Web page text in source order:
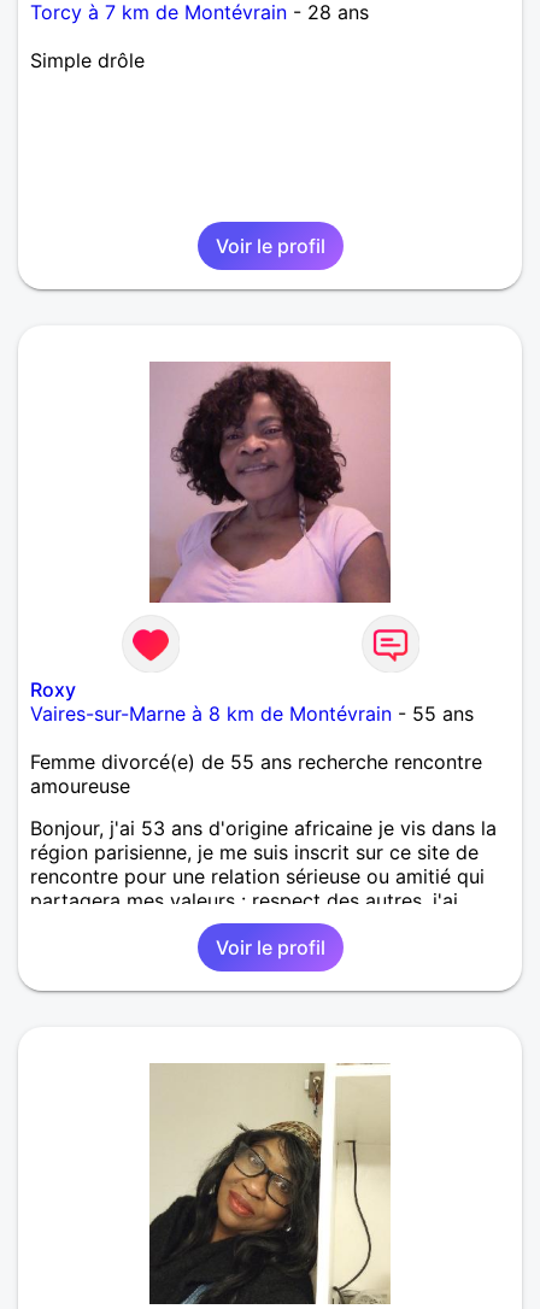
Torcy à 7 km de Montévrain - 28 ans
Simple drôle
Voir le profil
Roxy
Vaires-sur-Marne à 8 km de Montévrain - 55 ans
Femme divorcé(e) de 55 ans recherche rencontre
amoureuse
Bonjour, j'ai 53 ans d'origine africaine je vis dans la
région parisienne, je me suis inscrit sur ce site de
rencontre pour une relation sérieuse ou amitié qui
partagera mes valeurs : respect des autres, j'ai
choisi ce site de rencontre en Bretagne pour son
sérieux et j'ai d'ores cette belle region
Voir le profil